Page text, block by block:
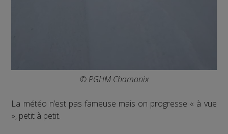
© PGHM Chamonix
La météo n’est pas fameuse mais on progresse « à vue
», petit à petit.